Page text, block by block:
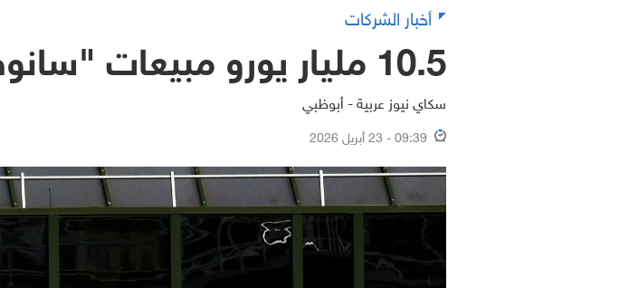
أخبار الشركات
10.5 مليار يورو مبيعات "سانوفي" الفصلية
سكاي نيوز عربية - أبوظبي
09:39 - 23 أبريل 2026